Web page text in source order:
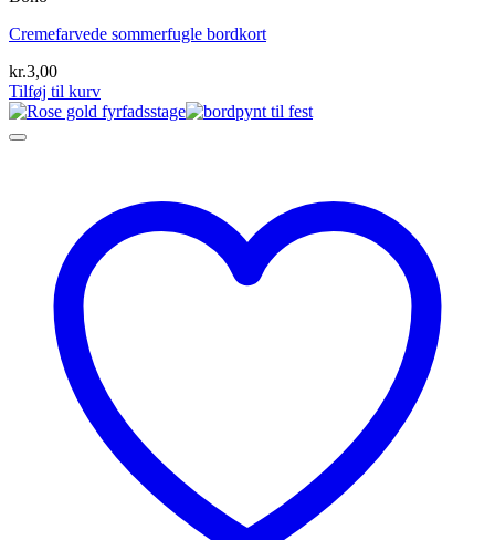
Cremefarvede sommerfugle bordkort
kr.3,00
Tilføj til kurv